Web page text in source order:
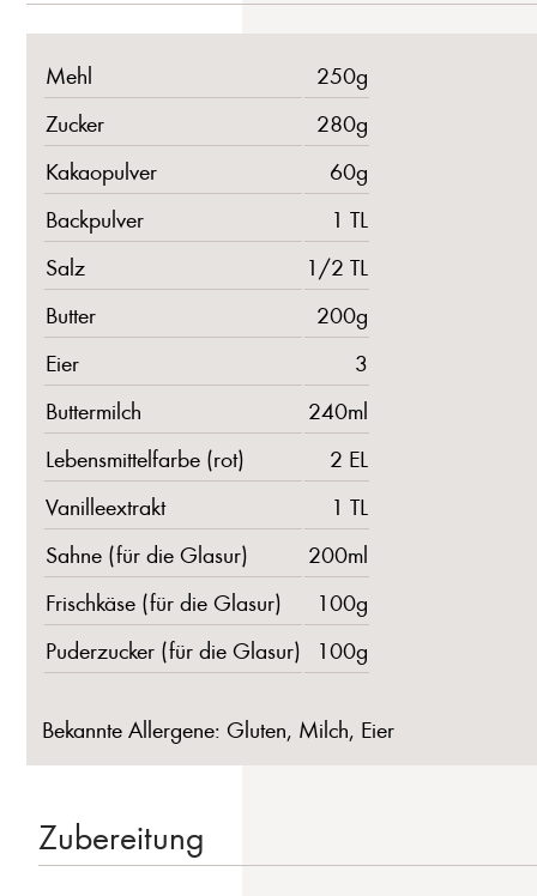
Mehl
250g
Zucker
280g
Kakaopulver
60g
Backpulver
1 TL
Salz
1/2 TL
Butter
200g
Eier
3
Buttermilch
240ml
Lebensmittelfarbe (rot)
2 EL
Vanilleextrakt
1 TL
Sahne (für die Glasur)
200ml
Frischkäse (für die Glasur)
100g
Puderzucker (für die Glasur)
100g
Bekannte Allergene: Gluten, Milch, Eier
Zubereitung